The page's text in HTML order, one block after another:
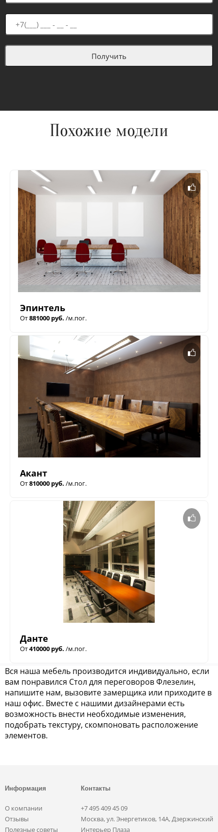
Похожие модели
Эпинтель
От881000 руб. /м.пог.
Акант
От810000 руб. /м.пог.
Данте
От410000 руб. /м.пог.
Вся наша мебель производится индивидуально, если
вам понравился Стол для переговоров Флезелин,
напишите нам, вызовите замерщика или приходите в
наш офис. Вместе с нашими дизайнерами есть
возможность внести необходимые изменения,
подобрать текстуру, скомпоновать расположение
элементов.
Информация
О компании
Отзывы
Полезные советы
Контакты
+7 495 409 45 09
Москва, ул. Энергетиков, 14А, Дзержинский
Интерьер Плаза